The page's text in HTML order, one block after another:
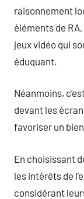
raisonnement
éléments de
jeux vidéo qui
éduquant.
Néanmoins,
devant les
favoriser un
En choisissant
les intérêts de
considérant